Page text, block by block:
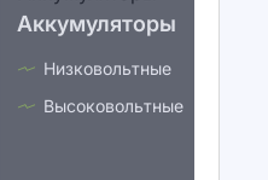
Аккумуляторы
Низковольтные
Высоковольтные